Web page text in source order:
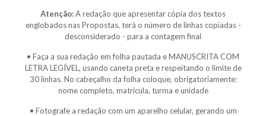
Atenção:A redação que apresentar cópia dos textos
englobados nas Propostas, terá o número de linhas copiadas -
desconsiderado - para a contagem final
• Faça a sua redação em folha pautada e MANUSCRITA COM
LETRA LEGÍVEL, usando caneta preta e respeitando o limite de
30 linhas. No cabeçalho da folha coloque, obrigatoriamente:
nome completo, matrícula, turma e unidade
• Fotografe a redação com um aparelho celular, gerando um